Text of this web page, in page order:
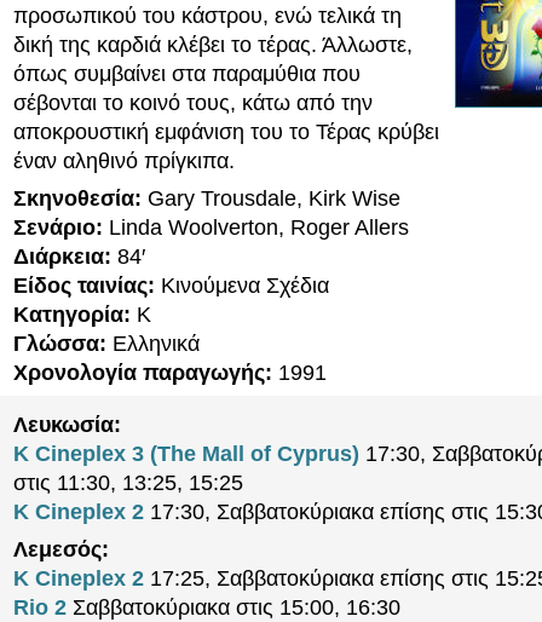
προσωπικού του κάστρου, ενώ τελικά τη
δική της καρδιά κλέβει το τέρας. Άλλωστε,
όπως συμβαίνει στα παραμύθια που
σέβονται το κοινό τους, κάτω από την
αποκρουστική εμφάνιση του το Τέρας κρύβει
έναν αληθινό πρίγκιπα.
Σκηνοθεσία: Gary Trousdale, Kirk Wise
Σενάριο: Linda Woolverton, Roger Allers
Διάρκεια: 84′
Είδος ταινίας: Κινούμενα Σχέδια
Κατηγορία: K
Γλώσσα: Ελληνικά
Χρονολογία παραγωγής: 1991
Λευκωσία:
K Cineplex 3 (The Mall of Cyprus) 17:30,
στις 11:30, 13:25, 15:25
K Cineplex 2 17:30, Σαββατοκύριακα επίσης στις
Λεμεσός:
K Cineplex 2 17:25, Σαββατοκύριακα επίσης στις
Rio 2 Σαββατοκύριακα στις 15:00, 16:30